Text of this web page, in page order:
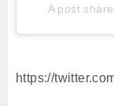
A post
https://